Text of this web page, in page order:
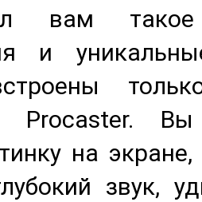
вам
и
Procaster. Вы
на экране,
звук,